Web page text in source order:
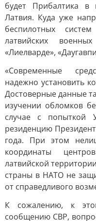
будет Прибалтика в
Латвия. Куда уже
беспилотных
латвийских
«Лиелварде»,
«Современные
надежно установить
Достоверные данные
изучении обломков
случае с попыткой
резиденцию
года. При этом
координаты
латвийской
страны в НАТО не
от справедливого
К сожалению, к
сообщению СВР,